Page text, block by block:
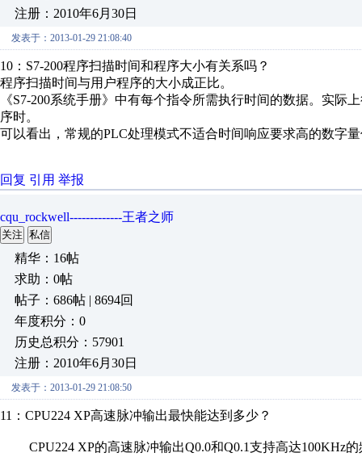
注册：2010年6月30日
发表于：2013-01-29 21:08:40
10：S7-200程序扫描时间和程序大小有关系吗？
程序扫描时间与用户程序的大小成正比。
《S7-200系统手册》中有每个指令所需执行时间的数据。实
序时。
可以看出，常规的PLC处理模式不适合时间响应要求高的数字
回复 引用 举报
cqu_rockwell-------------王者之师
关注 私信
精华：16帖
求助：0帖
帖子：686帖 | 8694回
年度积分：0
历史总积分：57901
注册：2010年6月30日
发表于：2013-01-29 21:08:50
11：CPU224 XP高速脉冲输出最快能达到多少？
CPU224 XP的高速脉冲输出Q0.0和Q0.1支持高达100KHz的